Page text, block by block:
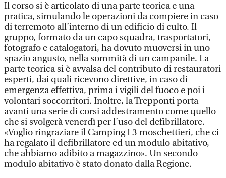
Il corso si è articolato di una parte teorica e una
pratica, simulando le operazioni da compiere in caso
di terremoto all’interno di un edificio di culto. Il
gruppo, formato da un capo squadra, trasportatori,
fotografo e catalogatori, ha dovuto muoversi in uno
spazio angusto, nella sommità di un campanile. La
parte teorica si è avvalsa del contributo di restauratori
esperti, dai quali ricevono direttive, in caso di
emergenza effettiva, prima i vigili del fuoco e poi i
volontari soccorritori. Inoltre, la Trepponti porta
avanti una serie di corsi addestramento come quello
che si svolgerà venerdì per l’uso del defibrillatore.
«Voglio ringraziare il Camping I 3 moschettieri, che ci
ha regalato il defibrillatore ed un modulo abitativo,
che abbiamo adibito a magazzino». Un secondo
modulo abitativo è stato donato dalla Regione.